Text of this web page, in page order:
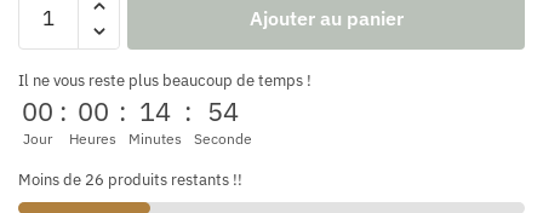
Ajouter au panier
Il ne vous reste plus beaucoup de temps !
00
Jour
: 00
Heures
: 14
Minutes
: 52
Seconde
Moins de 26 produits restants !!